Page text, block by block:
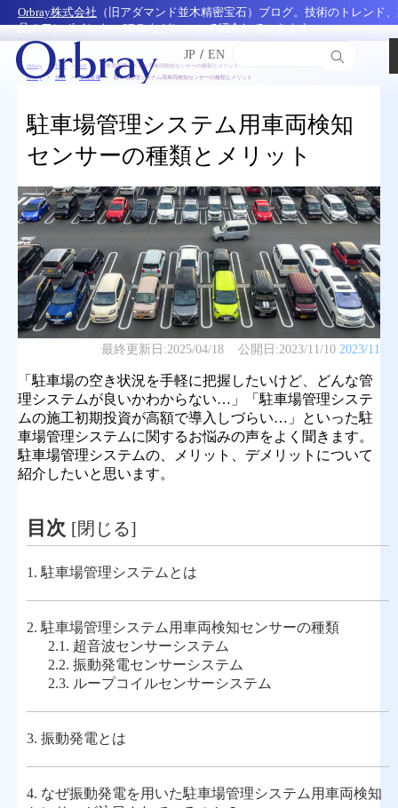
Orbray株式会社 （旧アダマンド並木精密宝石）ブログ。技術のトレンド
品のワンポイント、SDGsなどについて紹介していきます。
JP / EN
Orbray 分野 IoT
駐車場管理システム用車両検知センサーの種類とメリット
Orbray
分野 環境発電 駐車場管理システム用車両検知センサーの種類とメリット
駐車場管理システム用車両検知
センサーの種類とメリット
最終更新日:2025/04/18 公開日:2023/11/10 2023/11
「駐車場の空き状況を手軽に把握したいけど、どんな管
理システムが良いかわからない…」「駐車場管理システ
ムの施工初期投資が高額で導入しづらい…」といった駐
車場管理システムに関するお悩みの声をよく聞きます。
駐車場管理システムの、メリット、デメリットについて
紹介したいと思います。
目次 [閉じる]
1. 駐車場管理システムとは
2. 駐車場管理システム用車両検知センサーの種類
2.1. 超音波センサーシステム
2.2. 振動発電センサーシステム
2.3. ループコイルセンサーシステム
3. 振動発電とは
4. なぜ振動発電を用いた駐車場管理システム用車両検知